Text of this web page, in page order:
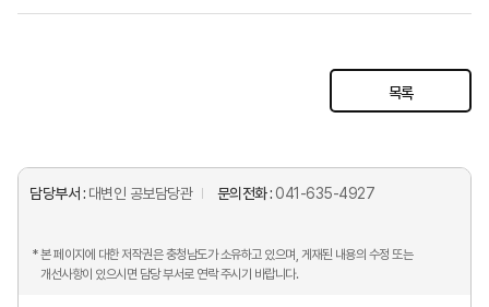
목록
담당부서 : 대변인 공보담당관 문의전화 : 041-635-4927
* 본 페이지에 대한 저작권은 충청남도가 소유하고 있으며, 게재된 내용의 수정 또는
개선사항이 있으시면 담당 부서로 연락 주시기 바랍니다.